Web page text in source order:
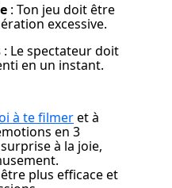
: Ton jeu doit être
excessive.
: Le spectateur doit
en un instant.
à te filmer et à
en 3
à la joie,
être plus efficace et